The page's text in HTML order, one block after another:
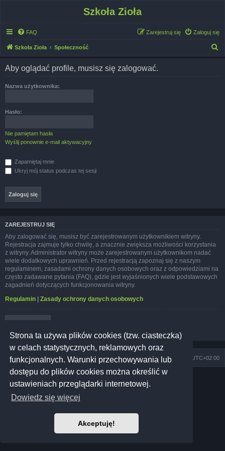
Strona ta używa plików cookies (tzw. ciasteczka)
w celach statystycznych, reklamowych oraz
funkcjonalnych. Warunki przechowywania lub
dostępu do plików cookies można określić w
ustawieniach przeglądarki internetowej.
Dowiedz się więcej
Akceptuję!
Szkoła Zioła
FAQ Zaloguj się
Zarejestruj się
Szkoła Zioła Społeczność
Aby oglądać profile, musisz się zalogować.
Nazwa użytkownika:
Hasło:
Nie pamiętam hasła
Wyślij ponownie e-mail aktywacyjny
Zapamiętaj mnie
Ukryj mój status podczas tej sesji
ZAREJESTRUJ SIĘ
Aby zalogować się, musisz być zarejestrowanym użytkownikiem witryny.
Rejestracja zajmuje tylko chwilę, a znacznie zwiększa możliwości korzystania
z witryny. Administrator witryny może zarejestrowanym użytkownikom nadać
wiele dodatkowych uprawnień. Przed rejestracją zapoznaj się z naszym
regulaminem, zasadami ochrony danych osobowych oraz z odpowiedziami na
często zadawane pytania (FAQ), gdzie jest wyjaśnionych wiele podstawowych
zagadnień dotyczących funkcjonowania witryny.
Regulamin | Zasady ochrony danych osobowych
Szkoła Zioła Społeczność Strefa czasowa UTC+02:00
Technologię dostarczaphpBB ® Forum Software © phpBB Limited
Prosilver Dark Edition byPremium phpBB Styles
Polski pakiet językowy dostarcza
Polityka prywatności